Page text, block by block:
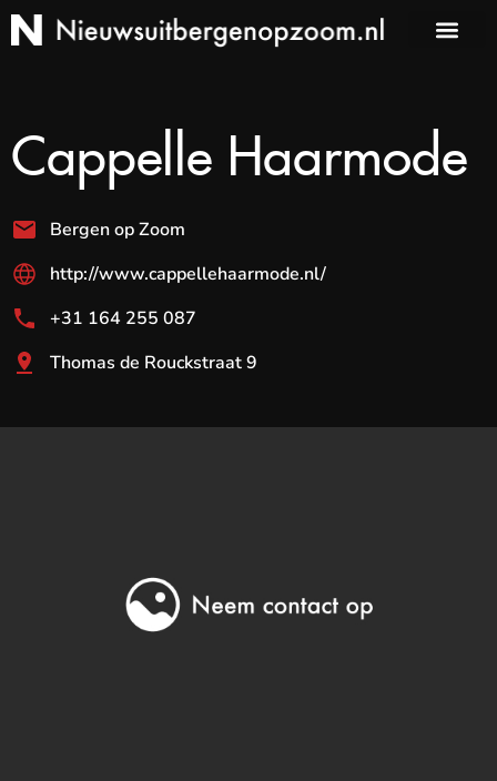
Cappelle Haarmode
Bergen op Zoom
http://www.cappellehaarmode.nl/
+31 164 255 087
Thomas de Rouckstraat 9